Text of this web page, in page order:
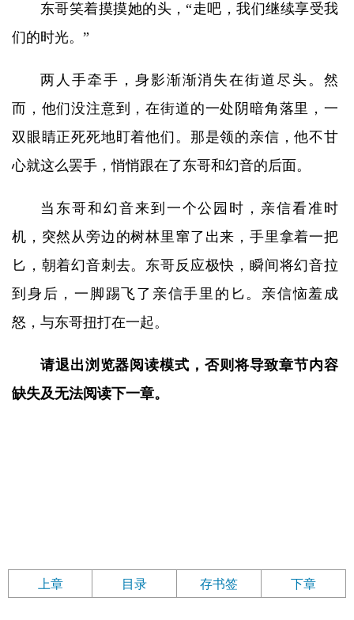
东哥笑着摸摸她的头，“走吧，我们继续享受我
们的时光。”
两人手牵手，身影渐渐消失在街道尽头。然
而，他们没注意到，在街道的一处阴暗角落里，一
双眼睛正死死地盯着他们。那是领的亲信，他不甘
心就这么罢手，悄悄跟在了东哥和幻音的后面。
当东哥和幻音来到一个公园时，亲信看准时
机，突然从旁边的树林里窜了出来，手里拿着一把
匕，朝着幻音刺去。东哥反应极快，瞬间将幻音拉
到身后，一脚踢飞了亲信手里的匕。亲信恼羞成
怒，与东哥扭打在一起。
请退出浏览器阅读模式，否则将导致章节内容
缺失及无法阅读下一章。
上章 目录 存书签 下章